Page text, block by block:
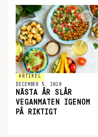
ARTIKEL
DECEMBER 5, 2018
NÄSTA ÅR SLÅR
VEGANMATEN IGENOM
PÅ RIKTIGT